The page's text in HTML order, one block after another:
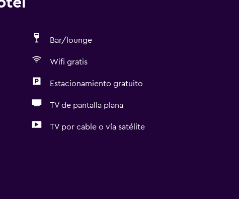
Bar/lounge
Wifi gratis
Estacionamiento gratuito
TV de pantalla plana
TV por cable o vía satélite